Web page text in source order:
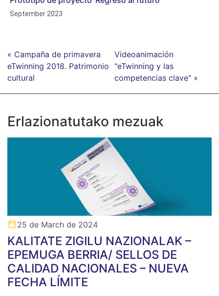
September 2023
« Campaña de primavera
eTwinning 2018. Patrimonio
cultural
Videoanimación
"eTwinning y las
competencias clave" »
Erlazionatutako mezuak
25 de March de 2024
KALITATE ZIGILU NAZIONALAK –
EPEMUGA BERRIA/ SELLOS DE
CALIDAD NACIONALES – NUEVA
FECHA LÍMITE